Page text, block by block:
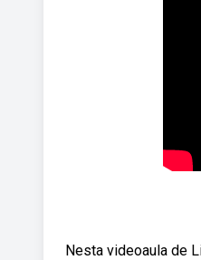
Nesta videoaula de